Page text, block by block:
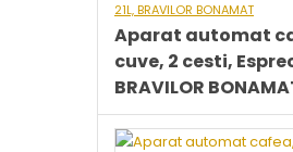
21L, BRAVILOR BONAMAT
Aparat automat
cuve, 2 cesti,
BRAVILOR